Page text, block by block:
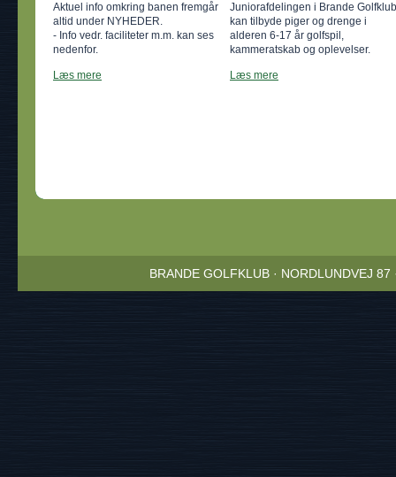
Aktuel info omkring banen fremgår
altid under NYHEDER.
- Info vedr. faciliteter m.m. kan ses
nedenfor.
Læs mere
Juniorafdelingen i Brande Golfklub
kan tilbyde piger og drenge i
alderen 6-17 år golfspil,
kammeratskab og oplevelser.
Læs mere
BRANDE GOLFKLUB · NORDLUNDVEJ